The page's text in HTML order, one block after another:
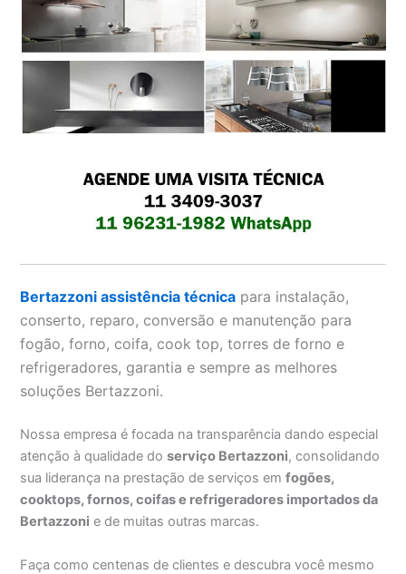
Bertazzoni assistência técnica para instalação,
conserto, reparo, conversão e manutenção para
fogão, forno, coifa, cook top, torres de forno e
refrigeradores, garantia e sempre as melhores
soluções Bertazzoni.
Nossa empresa é focada na transparência dando especial
atenção à qualidade doserviço Bertazzoni, consolidando
sua liderança na prestação de serviços emfogões,
cooktops, fornos, coifas e refrigeradores importados da
Bertazzoni e de muitas outras marcas.
Faça como centenas de clientes e descubra você mesmo